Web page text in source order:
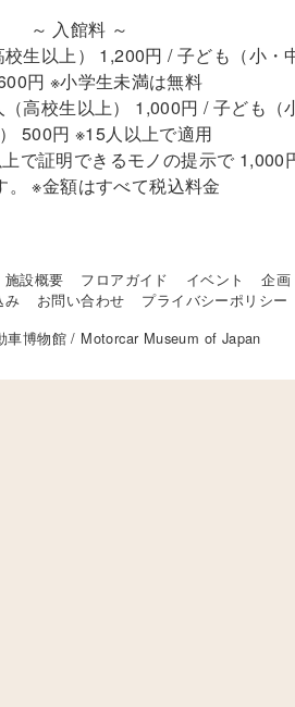
～ 入館料 ～
生以上） 1,200円 / 子ども（小・
円 ※小学生未満は無料
高校生以上） 1,000円 / 子ども（
500円 ※15人以上で適用
で証明できるモノの提示で 1,000
。 ※金額はすべて税込料金
施設概要 フロアガイド イベント
企画
み お問い合わせ
プライバシーポリシー
車博物館 / Motorcar Museum of Japan